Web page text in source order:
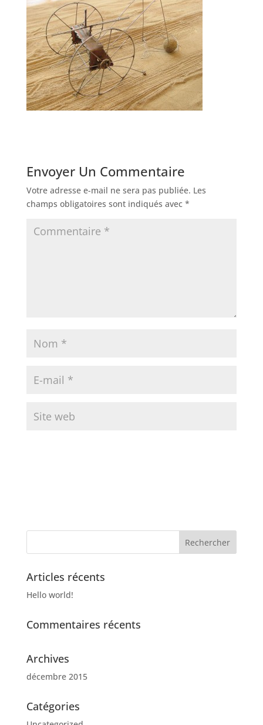
Envoyer Un Commentaire
Votre adresse e-mail ne sera pas publiée. Les
champs obligatoires sont indiqués avec *
Articles récents
Hello world!
Commentaires récents
Archives
décembre 2015
Catégories